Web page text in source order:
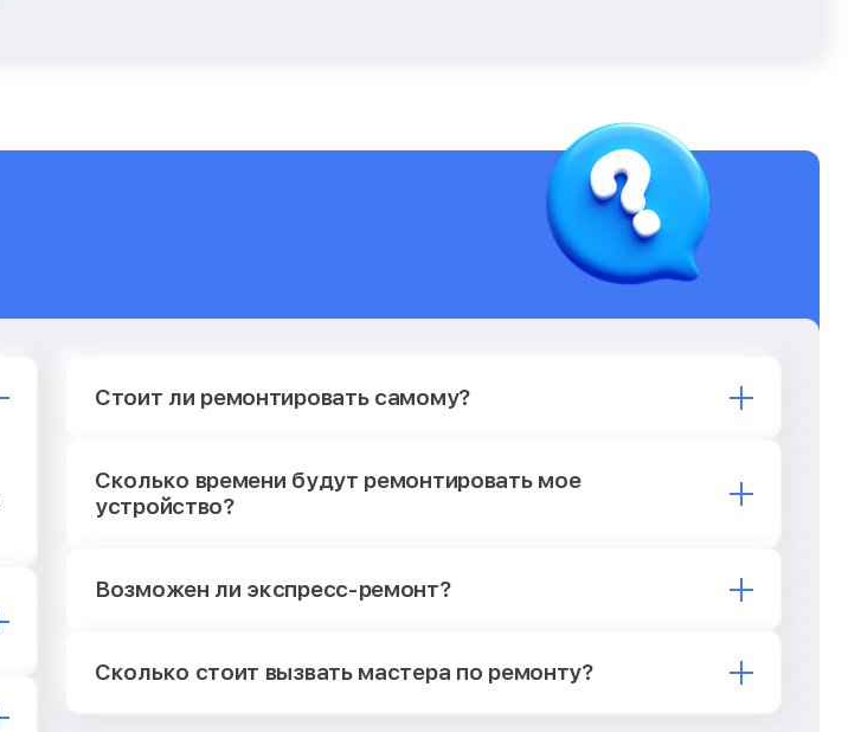
Стоит ли ремонтировать самому?
Сколько времени будут ремонтировать мое
устройство?
Возможен ли экспресс-ремонт?
Сколько стоит вызвать мастера по ремонту?